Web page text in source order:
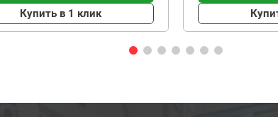
Купить в 1 клик